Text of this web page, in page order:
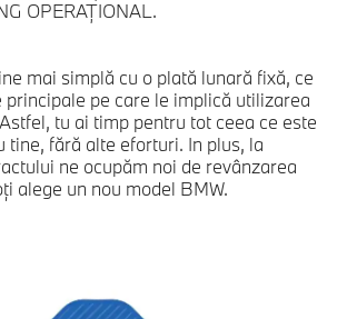
OPERAŢIONAL.
mai simplă cu o plată lunară fixă, ce
principale pe care le implică utilizarea
tu ai timp pentru tot ceea ce este
tine, fără alte eforturi. In plus, la
ne ocupăm noi de revânzarea
alege un nou model BMW.